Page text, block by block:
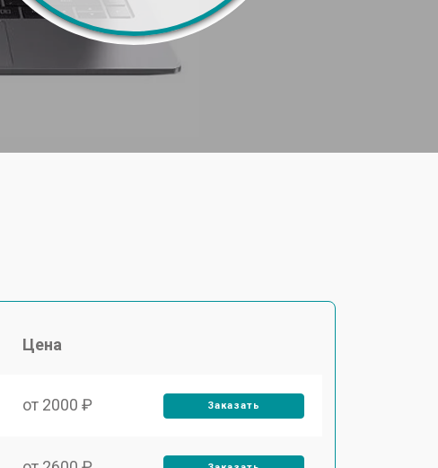
Цена
от 2000 ₽ Заказать